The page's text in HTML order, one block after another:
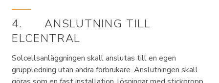
4. ANSLUTNING TILL
ELCENTRAL
Solcellsanläggningen skall anslutas till en egen
gruppledning utan andra förbrukare. Anslutningen skall